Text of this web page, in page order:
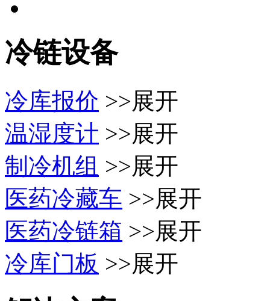
冷链设备
冷库报价 >>展开
温湿度计 >>展开
制冷机组 >>展开
医药冷藏车 >>展开
医药冷链箱 >>展开
冷库门板 >>展开